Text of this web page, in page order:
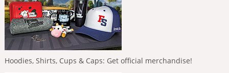
Hoodies, Shirts, Cups & Caps: Get official merchandise!